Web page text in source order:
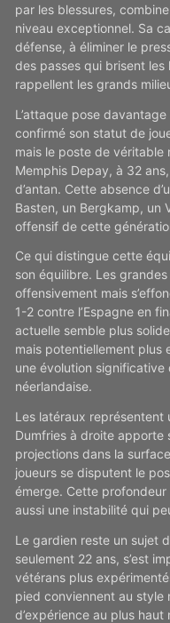
par les blessures,
niveau exceptionnel. Sa
défense, à éliminer le
des passes qui brisent
rappellent les grands
L’attaque pose
confirmé son statut de
mais le poste de véritable
Memphis Depay, à 32
d’antan. Cette absence
Basten, un Bergkamp, un
offensif de cette
Ce qui distingue cette
son équilibre. Les
offensivement mais
1-2 contre l’Espagne en
actuelle semble plus
mais potentiellement plus
une évolution
néerlandaise.
Les latéraux représentent
Dumfries à droite apporte
projections dans la
joueurs se disputent le
émerge. Cette
aussi une instabilité qui
Le gardien reste un sujet
seulement 22 ans, s’est
vétérans plus
pied conviennent au style
d’expérience au plus